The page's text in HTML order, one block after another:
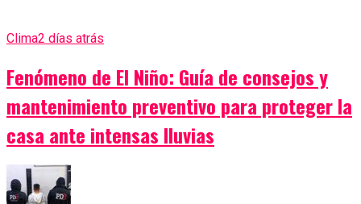
Clima2 días atrás
Fenómeno de El Niño: Guía de consejos y
mantenimiento preventivo para proteger la
casa ante intensas lluvias